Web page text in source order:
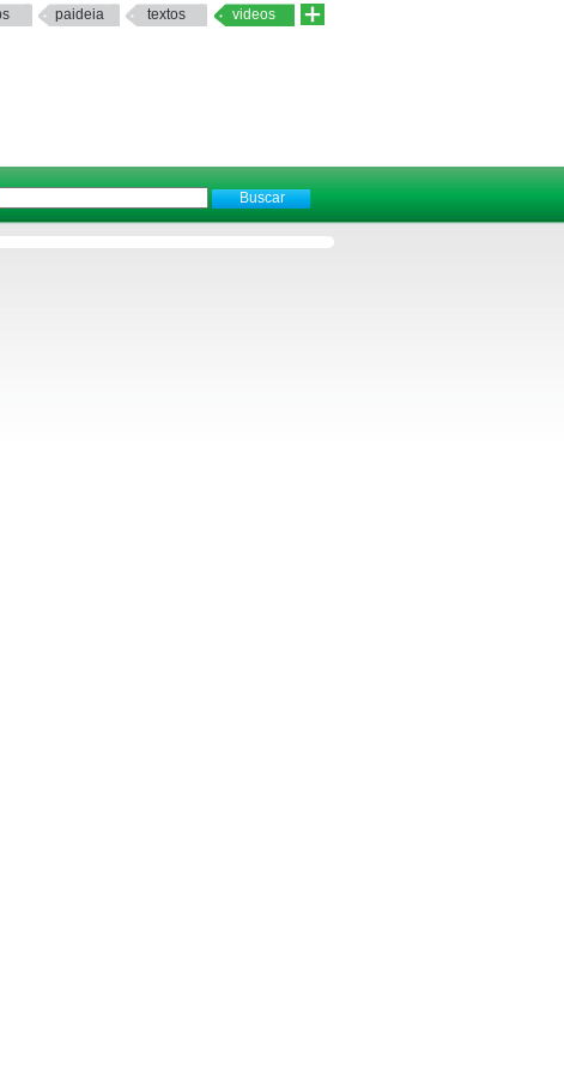
paideia textos videos